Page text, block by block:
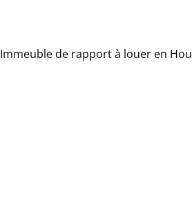
Immeuble de rapport à louer en